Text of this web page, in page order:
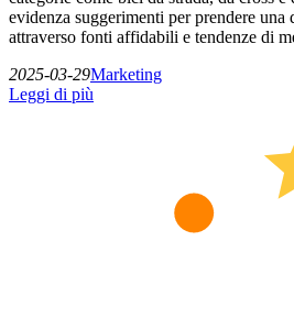
evidenza suggerimenti per prendere una
attraverso fonti affidabili e tendenze di
2025-03-29Marketing
Leggi di più